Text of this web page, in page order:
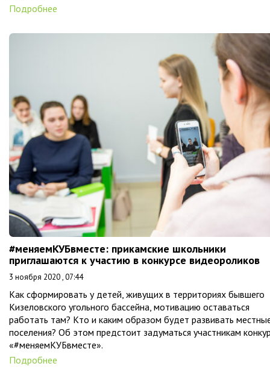
Подробнее
#меняемКУБвместе: прикамские школьники
приглашаются к участию в конкурсе видеороликов
3 ноября 2020 , 07:44
Как сформировать у детей, живущих в территориях бывшего
Кизеловского угольного бассейна, мотивацию оставаться
работать там? Кто и каким образом будет развивать
поселения? Об этом предстоит задуматься участникам
«#меняемКУБвместе».
Подробнее